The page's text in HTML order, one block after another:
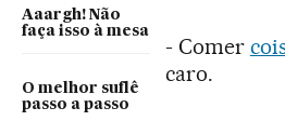
Aaargh! Não
faça isso à mesa
O melhor suflê
passo a passo
- Comer
caro.